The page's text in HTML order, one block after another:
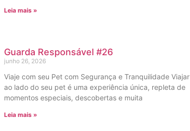
Leia mais »
Guarda Responsável #26
junho 26, 2026
Viaje com seu Pet com Segurança e Tranquilidade Viajar
ao lado do seu pet é uma experiência única, repleta de
momentos especiais, descobertas e muita
Leia mais »